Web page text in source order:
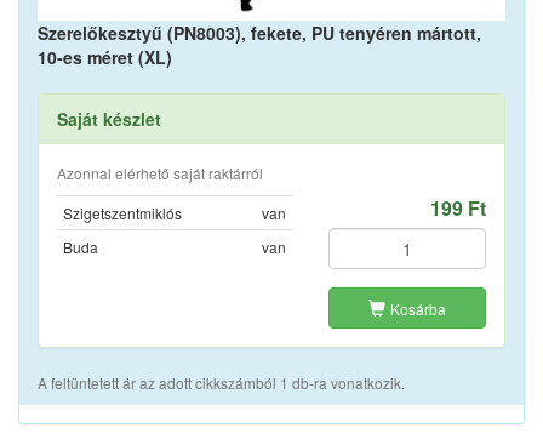
Szerelőkesztyű (PN8003), fekete, PU tenyéren mártott,
10-es méret (XL)
Saját készlet
Azonnal elérhető saját raktárról
Szigetszentmiklós
van
Buda
van
199 Ft
Kosárba
A feltüntetett ár az adott cikkszámból 1 db-ra vonatkozik.